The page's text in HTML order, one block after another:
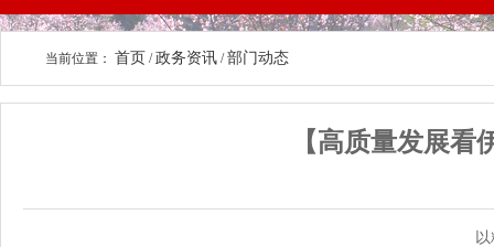
当前位置： 首页 /政务资讯 /部门动态
【高质量发展